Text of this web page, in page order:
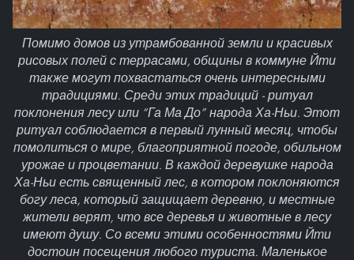
Помимо домов из утрамбованной земли и красивых
рисовых полей с террасами, общины в коммуне Йти
также могут похвастаться очень интересными
традициями. Среди этих традиций - ритуал
поклонения лесу или “Га Ма До” народа Ха-Ньи. Этот
ритуал соблюдается в первый лунный месяц, чтобы
помолиться о мире, благоприятной погоде, обильном
урожае и процветании. В каждой деревушке народа
Ха-Ньи есть священный лес, в котором поклоняются
богу леса, который защищает деревню, и местные
жители верят, что все деревья и животные в лесу
имеют душу. Со всеми этими особенностями Йти
достоин посещения любого туриста. Маленькое